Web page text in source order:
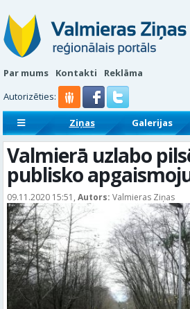
Par mums Kontakti
Reklāma
Autorizēties:
Ziņas Galerijas
Sludinājumi
Reklāmraksti
Valmierā uzlabo
publisko
09.11.2020 15:51, Autors: Valmieras Ziņas